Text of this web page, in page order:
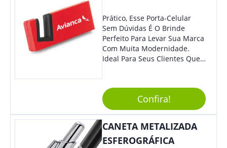
Prático, Esse Porta-Celular
Sem Dúvidas É O Brinde
Perfeito Para Levar Sua Marca
Com Muita Modernidade.
Ideal Para Seus Clientes Que
Sua Empresa Terá O Grande
Destaque Merecido.
Confira!
CANETA METALIZADA
ESFEROGRÁFICA